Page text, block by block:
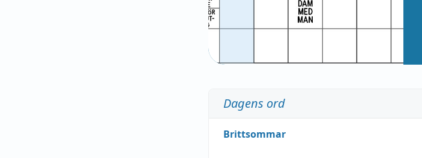
Dagens ord
Brittsommar